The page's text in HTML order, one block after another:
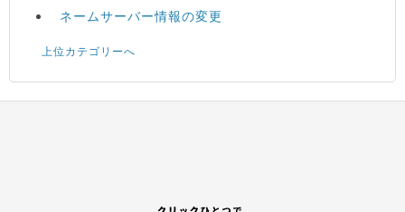
ネームサーバー情報の変更
上位カテゴリーへ